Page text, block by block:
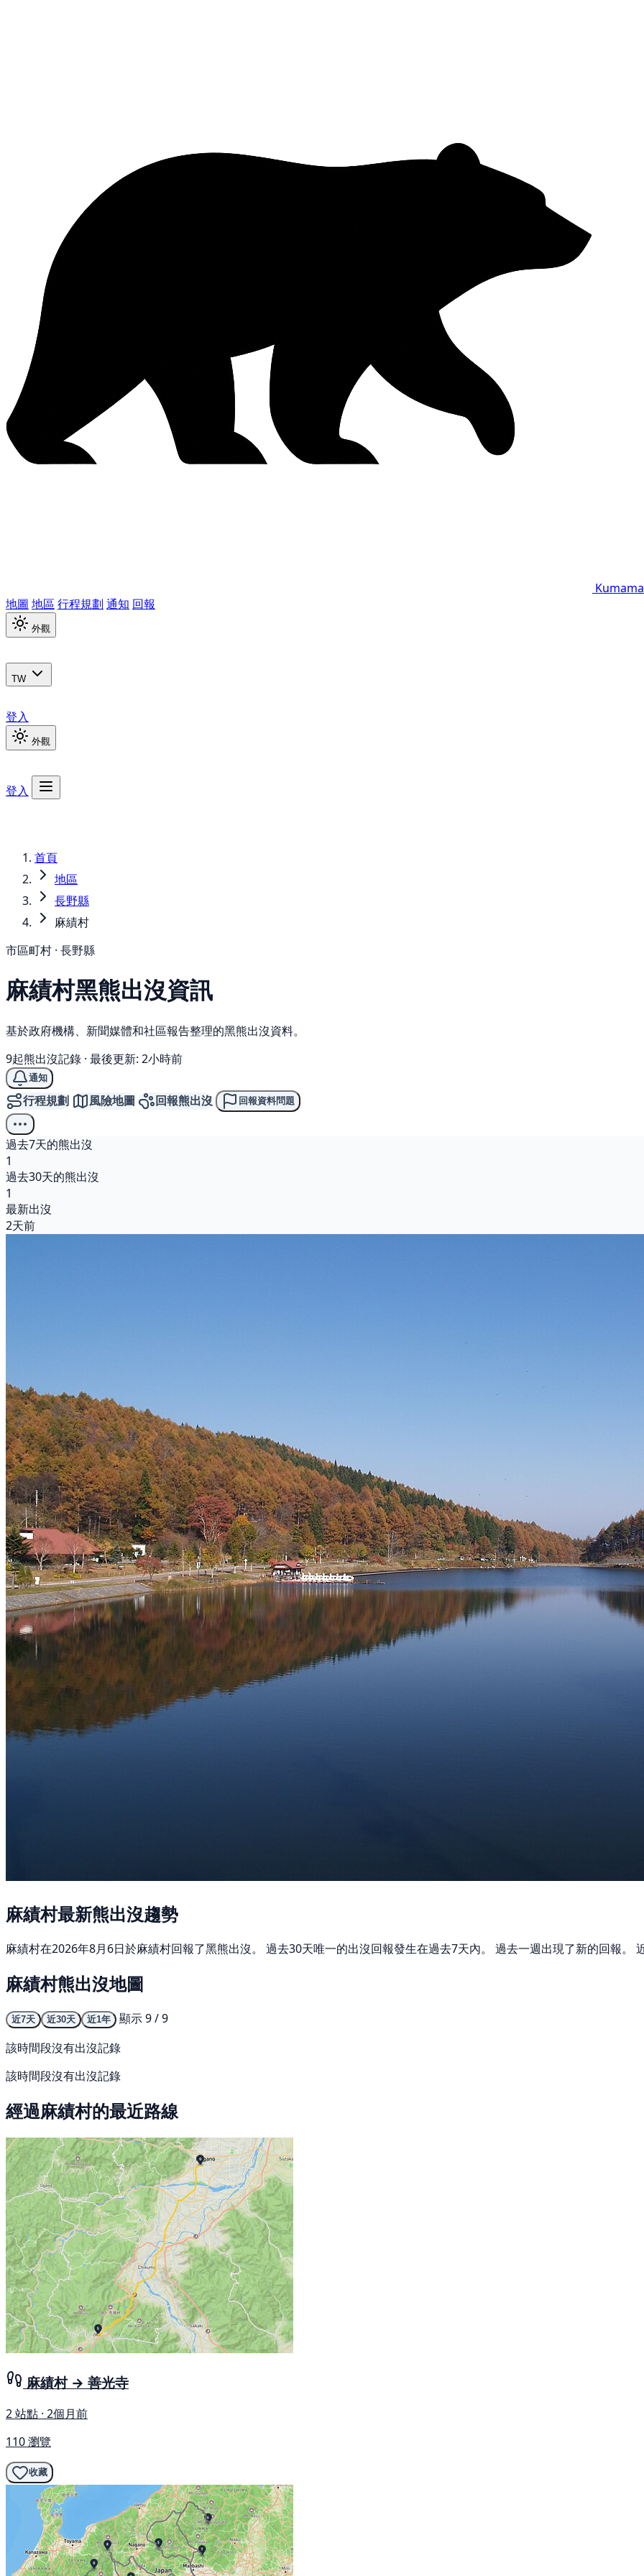
地圖 地區 行程規劃 通知 回報
外觀
TW
登入
外觀
登入
首頁
地區
長野縣
麻績村
市區町村 · 長野縣
麻績村黑熊出沒資訊
基於政府機構、新聞媒體和社區報告整理的黑熊出沒資料。
9起熊出沒記錄 · 最後更新: 2小時前
通知
行程規劃 風險地圖 回報熊出沒 回報資料問題
過去7天的熊出沒
1
過去30天的熊出沒
1
最新出沒
2天前
麻績村最新熊出沒趨勢
麻績村在2026年8月6日於麻績村回報了黑熊出沒。 過去30天唯一的出沒回報發生在過去7天內。 過去一週出現了新的回報。
麻績村熊出沒地圖
近7天 近30天 近1年
顯示 9 / 9
該時間段沒有出沒記錄
該時間段沒有出沒記錄
經過麻績村的最近路線
麻績村 → 善光寺
2 站點 · 2個月前
110 瀏覽
收藏